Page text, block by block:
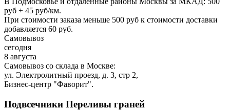
руб + 45 руб/км.
При стоимости заказа меньше 500 руб к стоимости доставки
добавляется 60 руб.
Самовывоз
сегодня
8 августа
Самовывоз со склада в Москве:
ул. Электролитный проезд, д. 3, стр 2,
Бизнес-центр "Фаворит".
Подвсечники Переливы граней